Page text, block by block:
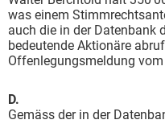
was einem
auch die in der Datenbank
bedeutende Aktionäre
Offenlegungsmeldung
D.
Gemäss der in der